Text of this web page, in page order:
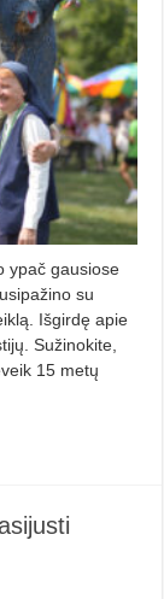
ypač gausiose
su
Išgirdę apie
Sužinokite,
15 metų